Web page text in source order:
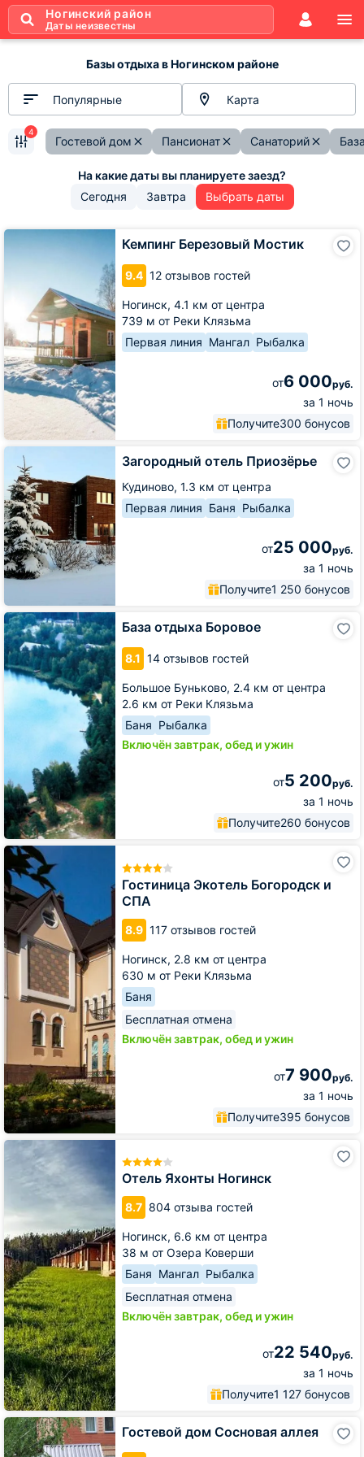
Ногинский район
Даты неизвестны
Базы отдыха в Ногинском районе
Популярные Карта
Гостевой дом Пансионат Санаторий
4
Сегодня Завтра Выбрать даты
Кемпинг Березовый Мостик
9.4 12 отзывов гостей
Ногинск, 4.1 км от центра
739 м от Реки Клязьма
Первая линия Мангал Рыбалка
от6 000руб.
за 1 ночь
Получите300 бонусов
Кемпинг
Загородный отель Приозёрье
Кудиново, 1.3 км от центра
Первая линия Баня Рыбалка
от25 000руб.
за 1 ночь
Получите1 250 бонусов
Загородный
отель
Приозёрье
База отдыха Боровое
8.1 14 отзывов гостей
Большое Буньково, 2.4 км от центра
2.6 км от Реки Клязьма
Баня Рыбалка
Включён завтрак, обед и ужин
от5 200руб.
за 1 ночь
Получите260 бонусов
База
отдыха
Боровое
Гостиница Экотель Богородск и
СПА
8.9 117 отзывов гостей
Ногинск, 2.8 км от центра
630 м от Реки Клязьма
Баня
Бесплатная отмена
Включён завтрак, обед и ужин
от7 900руб.
за 1 ночь
Получите395 бонусов
Гостиница
Экотель
Богородск
и
СПА
Отель Яхонты Ногинск
8.7 804 отзыва гостей
Ногинск, 6.6 км от центра
38 м от Озера Коверши
Баня Мангал Рыбалка
Бесплатная отмена
Включён завтрак, обед и ужин
от22 540руб.
за 1 ночь
Получите1 127 бонусов
Отель
Яхонты
Гостевой дом Сосновая аллея
Гостевой
дом
Сосновая